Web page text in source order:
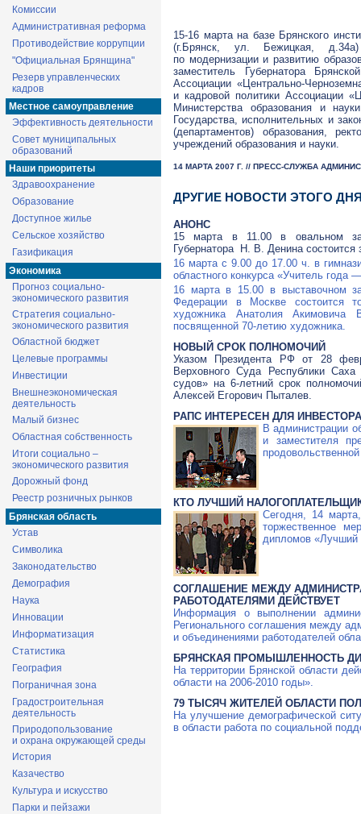
Комиссии
Административная реформа
Противодействие коррупции
"Официальная Брянщина"
Резерв управленческих
кадров
Местное самоуправление
Эффективность деятельности
Совет муниципальных
образований
Наши приоритеты
Здравоохранение
Образование
Доступное жилье
Сельское хозяйство
Газификация
Экономика
Прогноз социально-
экономического развития
Стратегия социально-
экономического развития
Областной бюджет
Целевые программы
Инвестиции
Внешнеэкономическая
деятельность
Малый бизнес
Областная собственность
Итоги социально –
экономического развития
Дорожный фонд
Реестр розничных рынков
Брянская область
Устав
Символика
Законодательство
Демография
Наука
Инновации
Информатизация
Статистика
География
Пограничная зона
Градостроительная
деятельность
Природопользование
и охрана окружающей среды
История
Казачество
Культура и искусство
Парки и пейзажи
15-16 марта на базе Брянского
(г.Брянск, ул. Бежицкая, д.34а)
по модернизации и развитию
заместитель Губернатора
Ассоциации «Центрально-
и кадровой политики Ассоциации
Министерства образования и
Государства, исполнительных и
(департаментов) образования,
учреждений образования и науки.
14 МАРТА 2007 Г. // ПРЕСС-СЛУЖБА
ДРУГИЕ НОВОСТИ ЭТОГО
АНОНС
15 марта в 11.00 в овальном
Губернатора Н. В. Денина состоится
16 марта с 9.00 до 17.00 ч. в
областного конкурса «Учитель года
16 марта в 15.00 в выставочном
Федерации в Москве состоится
художника Анатолия Акимовича
посвященной 70-летию художника.
НОВЫЙ СРОК ПОЛНОМОЧИЙ
Указом Президента РФ от 28
Верховного Суда Республики
судов» на 6-летний срок
Алексей Егорович Пыталев.
РАПС ИНТЕРЕСЕН ДЛЯ
В администрации
и заместителя
КТО ЛУЧШИЙ
Сегодня, 14
торжественное
дипломов «Лучший
СОГЛАШЕНИЕ МЕЖДУ
РАБОТОДАТЕЛЯМИ ДЕЙСТВУЕТ
Информация о выполнении
Регионального соглашения между
и объединениями работодателей
БРЯНСКАЯ ПРОМЫШЛЕННОСТЬ
На территории Брянской области
области на 2006-2010 годы».
79 ТЫСЯЧ ЖИТЕЛЕЙ ОБЛАСТИ
На улучшение демографической
в области работа по социальной